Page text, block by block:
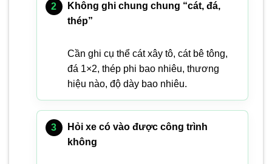
Không ghi chung chung “cát, đá,
thép”
Cần ghi cụ thể cát xây tô, cát bê tông,
đá 1×2, thép phi bao nhiêu, thương
hiệu nào, độ dày bao nhiêu.
Hỏi xe có vào được công trình
không